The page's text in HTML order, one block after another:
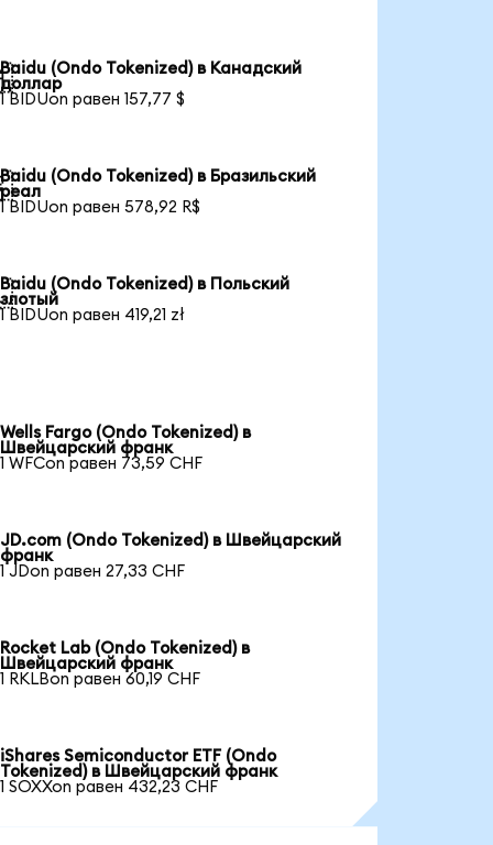
Baidu (Ondo Tokenized) в Канадский
доллар
1 BIDUon равен 157,77 $
Baidu (Ondo Tokenized) в Бразильский
реал
1 BIDUon равен 578,92 R$
Baidu (Ondo Tokenized) в Польский
злотый
1 BIDUon равен 419,21 zł
Wells Fargo (Ondo Tokenized) в
Швейцарский франк
1 WFCon равен 73,59 CHF
JD.com (Ondo Tokenized) в Швейцарский
франк
1 JDon равен 27,33 CHF
Rocket Lab (Ondo Tokenized) в
Швейцарский франк
1 RKLBon равен 60,19 CHF
iShares Semiconductor ETF (Ondo
Tokenized) в Швейцарский франк
1 SOXXon равен 432,23 CHF